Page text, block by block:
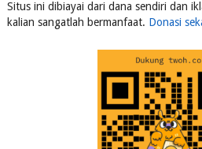
Situs ini dibiayai dari dana sendiri dan
kalian sangatlah bermanfaat. Donasi